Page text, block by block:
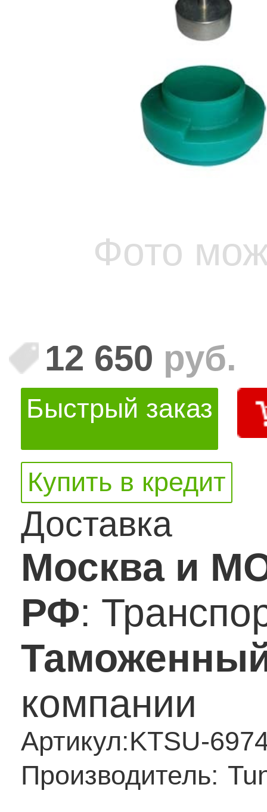
Фото
12 650 руб.
Быстрый заказ
Купить в кредит
Доставка
Москва и
РФ:
компании
Артикул:KTSU-
Производитель: